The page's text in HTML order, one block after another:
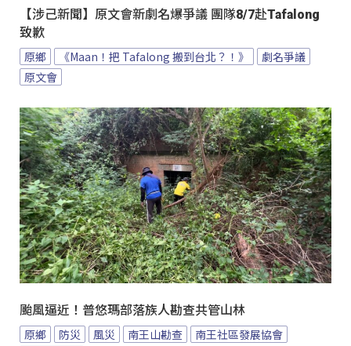
【涉己新聞】原文會新劇名爆爭議 團隊8/7赴Tafalong
致歉
原鄉 《Maan！把 Tafalong 搬到台北？！》
劇名爭議
原文會
颱風逼近！普悠瑪部落族人勘查共管山林
原鄉 防災 風災 南王山勘查
南王社區發展協會